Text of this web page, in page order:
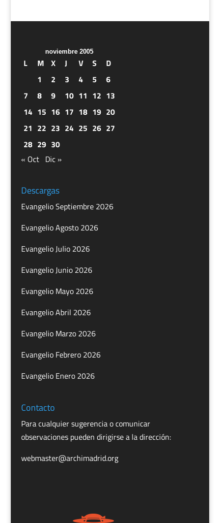
noviembre 2005
L M X J V S
D
1
2 3 4 5
6
7
8 9 10 11 12 13
14 15 16 17 18 19 20
21 22 23 24 25 26 27
28 29 30
« Oct Dic »
Descargas
Evangelio Septiembre 2026
Evangelio Agosto 2026
Evangelio Julio 2026
Evangelio Junio 2026
Evangelio Mayo 2026
Evangelio Abril 2026
Evangelio Marzo 2026
Evangelio Febrero 2026
Evangelio Enero 2026
Contacto
Para cualquier sugerencia o comunicar
observaciones pueden dirigirse a la dirección:
webmaster@archimadrid.org